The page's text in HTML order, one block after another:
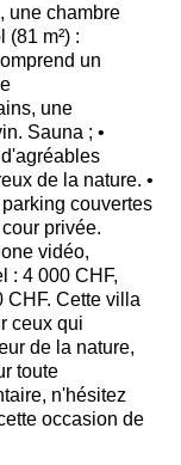
une chambre
(81 m²) :
un
une
Sauna ; •
de la nature. •
couvertes
privée.
vidéo,
: 4 000 CHF,
CHF. Cette villa
ceux qui
de la nature,
toute
n'hésitez
occasion de